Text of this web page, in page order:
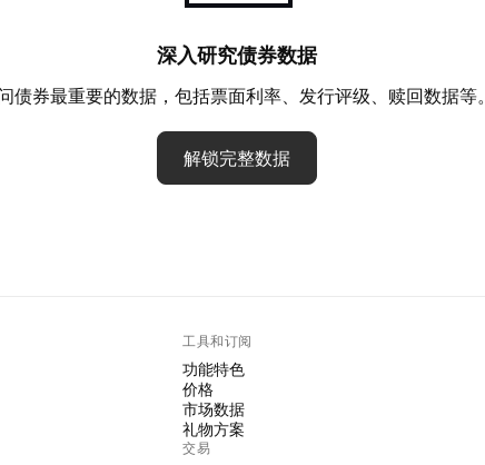
深入研究债券数据
债券最重要的数据，包括票面利率、发行评级、赎回数据等。
解锁完整数据
工具和订阅
功能特色
价格
市场数据
礼物方案
交易